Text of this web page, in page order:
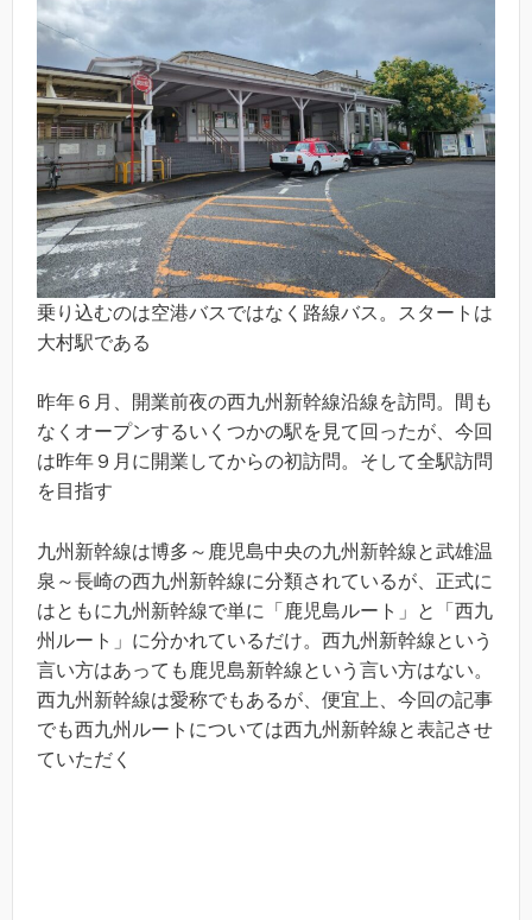
乗り込むのは空港バスではなく路線バス。スタートは
大村駅である
昨年６月、開業前夜の西九州新幹線沿線を訪問。間も
なくオープンするいくつかの駅を見て回ったが、今回
は昨年９月に開業してからの初訪問。そして全駅訪問
を目指す
九州新幹線は博多～鹿児島中央の九州新幹線と武雄温
泉～長崎の西九州新幹線に分類されているが、正式に
はともに九州新幹線で単に「鹿児島ルート」と「西九
州ルート」に分かれているだけ。西九州新幹線という
言い方はあっても鹿児島新幹線という言い方はない。
西九州新幹線は愛称でもあるが、便宜上、今回の記事
でも西九州ルートについては西九州新幹線と表記させ
ていただく